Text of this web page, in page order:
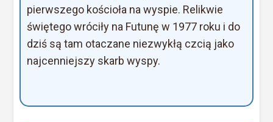
pierwszego kościoła na wyspie. Relikwie
świętego wróciły na Futunę w 1977 roku i do
dziś są tam otaczane niezwykłą czcią jako
najcenniejszy skarb wyspy.